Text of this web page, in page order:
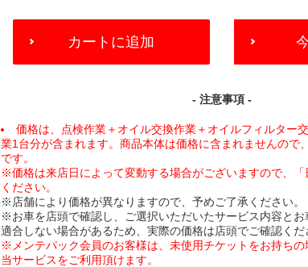
ADD
CART
カートに追加
- 注意事項 -
価格は、点検作業＋オイル交換作業＋オイルフィルター
業1台分が含まれます。商品本体は価格に含まれませんので
です。
※価格は来店日によって変動する場合がございますので、
ください。
※店舗により価格が異なりますので、予めご了承ください。
※お車を店頭で確認し、ご選択いただいたサービス内容と
適合しない場合があるため、実際の価格は店頭でご確認くだ
※メンテパック会員のお客様は、未使用チケットをお持ち
当サービスをご利用頂けます。